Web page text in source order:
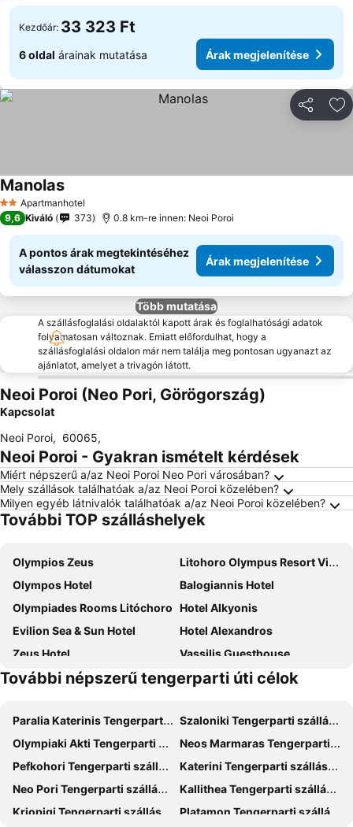
Kezdőár: 33 323 Ft
6 oldal árainak mutatása Árak megjelenítése
2 Kategória
Apartmanhotel
Manolas
9,6 Kiváló 373 0.8 km-re innen: Neoi Poroi
A pontos árak megtekintéséhez
válasszon dátumokat
Árak megjelenítése
Több mutatása
A szállásfoglalási oldalaktól kapott árak és foglalhatósági adatok
folyamatosan változnak. Emiatt előfordulhat, hogy a
szállásfoglalási oldalon már nem találja meg pontosan ugyanazt az
ajánlatot, amelyet a trivagón látott.
Neoi Poroi (Neo Pori, Görögország)
Kapcsolat
Neoi Poroi, 60065,
Neoi Poroi - Gyakran ismételt kérdések
Miért népszerű a/az Neoi Poroi Neo Pori városában?
Mely szállások találhatóak a/az Neoi Poroi közelében?
Milyen egyéb látnivalók találhatóak a/az Neoi Poroi közelében?
További TOP szálláshelyek
Olympios Zeus
Litohoro Olympus Resort Villas & Spa
Olympos Hotel
Balogiannis Hotel
Olympiades Rooms Litóchoro Hotel Alkyonis
Evilion Sea & Sun Hotel
Hotel Alexandros
Zeus Hotel
Vassilis Guesthouse
Dafni Plus Hotel
Kronos Hotel
Eliza Hotel by Panel Hospitality
Hotel Afrodite
Afrodite Beach
Hotel Kastri
Sun Beach Hotel
GrecoInn Grekas Classic Hotel
Pliades Traditional Guesthouse
Kymata Hotel
Xenios Dias Boutique Hotel
Hotel Olympos
További népszerű tengerparti úti célok
Paralia Katerinis Tengerparti szállások
Szaloniki Tengerparti szállások
Olympiaki Akti Tengerparti szállások
Neos Marmaras Tengerparti szállások
Pefkohori Tengerparti szállások
Katerini Tengerparti szállások
Neo Pori Tengerparti szállások
Kallithea Tengerparti szállások
Kriopigi Tengerparti szállások
Platamon Tengerparti szállások